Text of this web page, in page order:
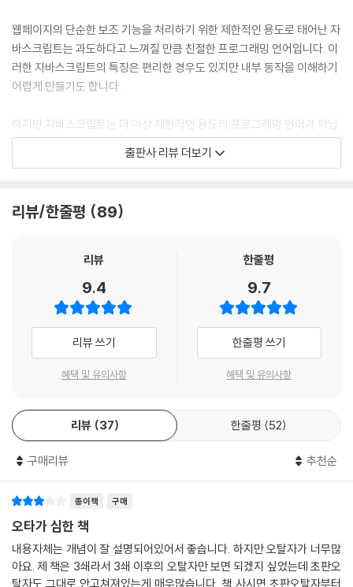
▣ 05장: 표현식과 문
5.1 값
5.2 리터럴
5.3 표현식
5.5 세미콜론과 세미콜론 자동 삽입 기능
5.6 표현식인 문과 표현식이 아닌 문
6.2 문자열 타입
____6.3.1 멀티라인 문자열
6.4 불리언 타입
6.5 undefined 타입
6.6 null 타입
6.7 심벌 타입
6.8 객체 타입
6.9 데이터 타입의 필요성
____6.9.2 데이터 타입에 의한 값의 해석
6.10 동적 타이핑
____6.10.1 동적 타입 언어와 정적 타입 언어
▣ 07장: 연산자
7.1 산술 연산자
____7.1.1 이항 산술 연산자
____7.1.2 단항 산술 연산자
웹페이지의 단순한 보조 기능을 처리하기 위한 제한적인 용도로 태어난 자
바스크립트는 과도하다고 느껴질 만큼 친절한 프로그래밍 언어입니다. 이
러한 자바스크립트의 특징은 편리한 경우도 있지만 내부 동작을 이해하기
어렵게 만들기도 합니다.
하지만 자바스크립트는 더 이상 제한적인 용도의 프로그래밍 언어가 아닙
니다. 오랜 변화를 거쳐 이제 자바스크립트는 프런트엔드와 백엔드 영역의
프로그래밍 언어로 사용할 수 있는 명실상부한 범용 애플리케이션 개발 언
게 학습하고자 하는 독자를 위해 기획되었습니다.
출판사 리뷰 더보기
리뷰/한줄평 89
리뷰
9.4
리뷰 쓰기
혜택 및 유의사항
한줄평
9.7
한줄평 쓰기
혜택 및 유의사항
리뷰 37 한줄평 52
구매리뷰 추천순
종이책 구매
오타가 심한 책
내용자체는 개념이 잘 설명되어있어서 좋습니다. 하지만 오탈자가 너무많
아요. 제 책은 3쇄라서 3쇄 이후의 오탈자만 보면 되겠지 싶었는데 초판오
탈자도 그대로 안고쳐져있는게 매우많습니다. 책 사시면 초판오탈자부터